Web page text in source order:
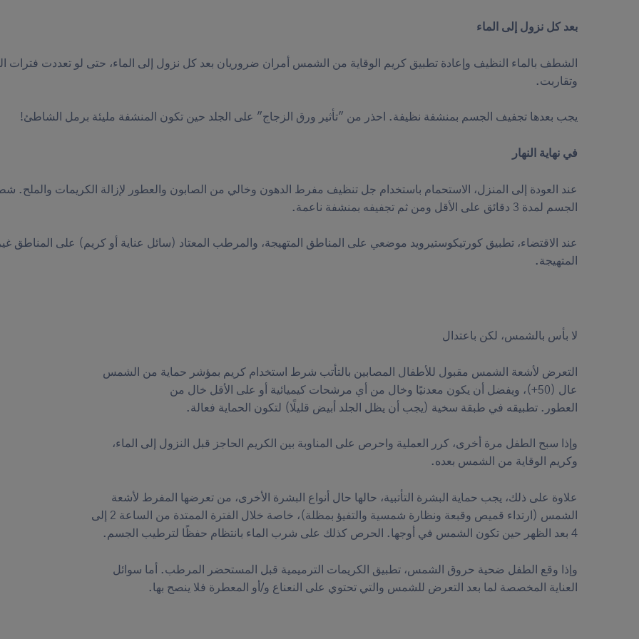
بعد كل نزول إلى الماء
الشطف بالماء النظيف وإعادة تطبيق كريم الوقاية من الشمس أمران ضروريان بعد كل نزول إلى الماء، حتى لو تعددت فترات
وتقاربت.
يجب بعدها تجفيف الجسم بمنشفة نظيفة. احذر من "تأثير ورق الزجاج" على الجلد حين تكون المنشفة مليئة برمل الشاطئ!
في نهاية النهار
عند العودة إلى المنزل، الاستحمام باستخدام جل تنظيف مفرط الدهون وخالي من الصابون والعطور لإزالة الكريمات والملح.
الجسم لمدة 3 دقائق على الأقل ومن ثم تجفيفه بمنشفة ناعمة.
عند الاقتضاء، تطبيق كورتيكوستيرويد موضعي على المناطق المتهيجة، والمرطب المعتاد (سائل عناية أو كريم) على المناطق غير
المتهيجة.
لا بأس بالشمس، لكن باعتدال
التعرض لأشعة الشمس مقبول للأطفال المصابين بالتأتب شرط استخدام كريم بمؤشر حماية من الشمس
عال (50+)، ويفضل أن يكون معدنيًا وخال من أي مرشحات كيميائية أو على الأقل خال من
العطور. تطبيقه في طبقة سخية (يجب أن يظل الجلد أبيض قليلًا) لتكون الحماية فعالة.
وإذا سبح الطفل مرة أخرى، كرر العملية واحرص على المناوبة بين الكريم الحاجز قبل النزول إلى الماء،
وكريم الوقاية من الشمس بعده.
علاوة على ذلك، يجب حماية البشرة التأتبية، حالها حال أنواع البشرة الأخرى، من تعرضها المفرط لأشعة
الشمس (ارتداء قميص وقبعة ونظارة شمسية والتفيؤ بمظلة)، خاصة خلال الفترة الممتدة من الساعة 2 إلى
4 بعد الظهر حين تكون الشمس في أوجها. الحرص كذلك على شرب الماء بانتظام حفظًا لترطيب الجسم.
وإذا وقع الطفل ضحية حروق الشمس، تطبيق الكريمات الترميمية قبل المستحضر المرطب. أما سوائل
العناية المخصصة لما بعد التعرض للشمس والتي تحتوي على النعناع و/أو المعطرة فلا ينصح بها.